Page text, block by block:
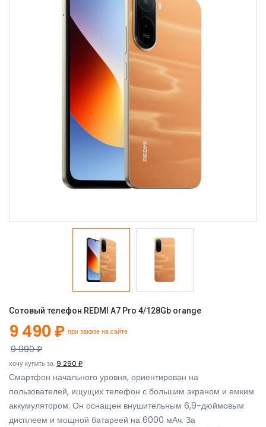
Сотовый телефон REDMI A7 Pro 4/128Gb orange
9 490 ₽ при заказе на сайте
9 990 ₽
хочу купить за 9 290 ₽
Смартфон начального уровня, ориентирован на
пользователей, ищущих телефон с большим экраном и емким
аккумулятором. Он оснащен внушительным 6,9-дюймовым
дисплеем и мощной батареей на 6000 мАч. За